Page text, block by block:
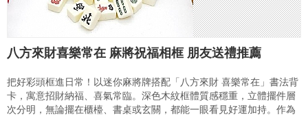
八方來財喜樂常在 麻將祝福相框 朋友送禮推薦
把好彩頭框進日常！以迷你麻將牌搭配「八方來財 喜樂常在」書法背
卡，寓意招財納福、喜氣常臨。深色木紋框體質感穩重，立體擺件層
次分明，無論擺在櫃檯、書桌或玄關，都能一眼看見好運加持。作為